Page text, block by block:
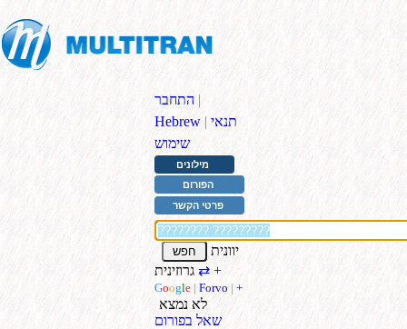
התחבר |
Hebrew | תנאי
שימוש
מילונים
הפורום
פרטי הקשר
יוונית
⇄ +
Google | Forvo | +
לא נמצא
שאל בפורום